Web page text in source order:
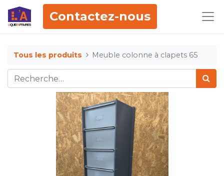
Contactez-nous
Tous les produits Meuble colonne à clapets 65